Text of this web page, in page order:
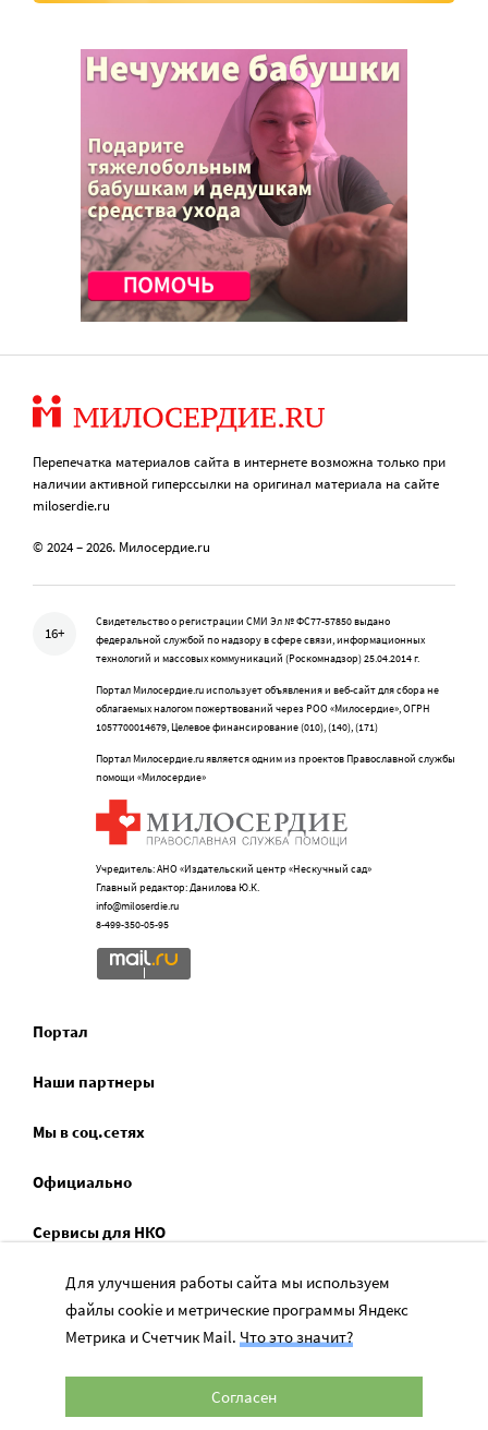
Перепечатка материалов сайта в интернете возможна только при
наличии активной гиперссылки на оригинал материала на сайте
miloserdie.ru
© 2024 – 2026. Милосердие.ru
16+
Свидетельство о регистрации СМИ Эл № ФС77-57850 выдано
федеральной службой по надзору в сфере связи, информационных
технологий и массовых коммуникаций (Роскомнадзор) 25.04.2014 г.
Портал Милосердие.ru использует объявления и веб-сайт для сбора не
облагаемых налогом пожертвований через РОО «Милосердие», ОГРН
1057700014679, Целевое финансирование (010), (140), (171)
Портал Милосердие.ru является одним из проектов Православной службы
помощи «Милосердие»
Учредитель: АНО «Издательский центр «Нескучный сад»
Главный редактор: Данилова Ю.К.
info@miloserdie.ru
8-499-350-05-95
Портал
Наши партнеры
Мы в соц.сетях
Официально
Сервисы для НКО
Спецпроекты
Социальное служение
Для улучшения работы сайта мы используем
файлы cookie и метрические программы Яндекс
Метрика и Счетчик Mail. Что это значит?
Согласен